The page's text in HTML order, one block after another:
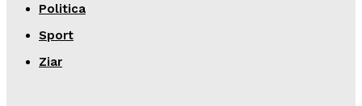
Politica
Sport
Ziar